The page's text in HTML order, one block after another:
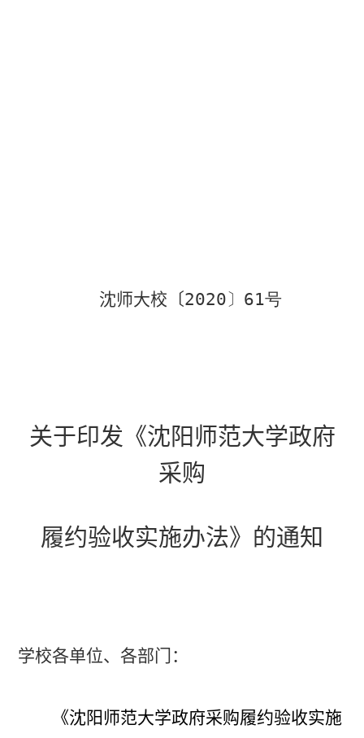
沈师大校 〔2020〕 61号
关于印发《沈阳师范大学政府
采购
履约验收实施办法》的通知
学校各单位、各部门：
《沈阳师范大学政府采购履约验收实施